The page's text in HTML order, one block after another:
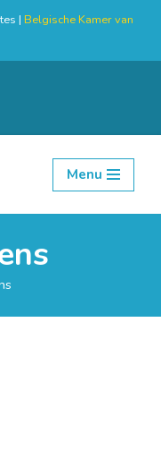
| Belgische Kamer van
Menu